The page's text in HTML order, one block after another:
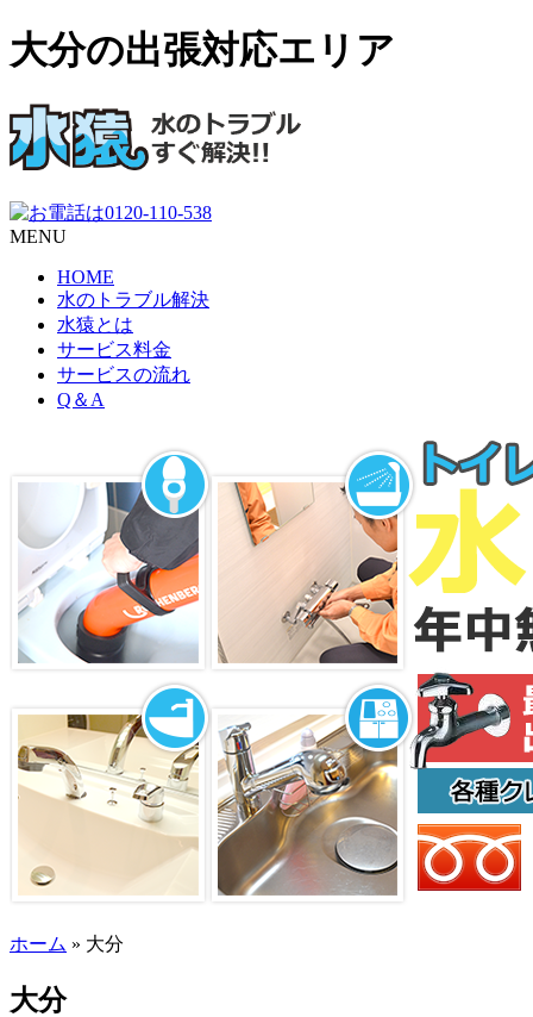
大分の出張対応エリア
MENU
HOME
水のトラブル解決
水猿とは
サービス料金
サービスの流れ
Q＆A
ホーム » 大分
大分